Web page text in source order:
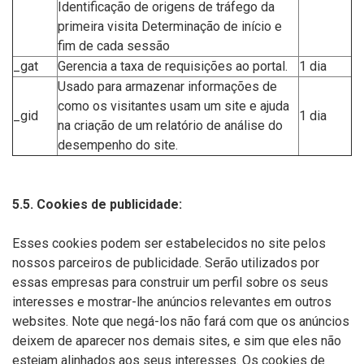
Identificação de origens de tráfego da
primeira visita Determinação de início e
fim de cada sessão
_gat
Gerencia a taxa de requisições ao portal. 1 dia
_gid
Usado para armazenar informações de
como os visitantes usam um site e ajuda
na criação de um relatório de análise do
desempenho do site.
1 dia
5.5. Cookies de publicidade:
Esses cookies podem ser estabelecidos no site pelos
nossos parceiros de publicidade. Serão utilizados por
essas empresas para construir um perfil sobre os seus
interesses e mostrar-lhe anúncios relevantes em outros
websites. Note que negá-los não fará com que os anúncios
deixem de aparecer nos demais sites, e sim que eles não
estejam alinhados aos seus interesses. Os cookies de